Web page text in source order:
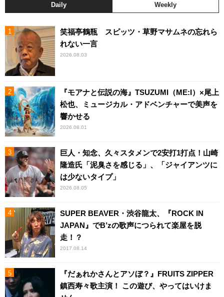
Daily Weekly
笑福亭鶴瓶 スピッツ・草野マサムネの忘れら
れない一言
2026.08.03
『モアナと伝説の海』TSUZUMI（ME:I）×尾上
松也、ミュージカル・アドベンチャーで美声を
響かせる
2026.08.01
巨人・知念、久々スタメンで2安打1打点！山崎
隆造氏「泥臭さを感じる」、「ジャイアンツに
は少ないタイプ」
2026.08.05
SUPER BEAVER・渋谷龍太、『ROCK IN
JAPAN』でB’zの歌声につられて楽屋を脱
走！？
2017.08.14
『だぁれかさんとアソぼ？』FRUITS ZIPPER
鎮西寿々歌主演！ この遊び、やってはいけま